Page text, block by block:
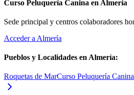
Curso Peluquería Canina en Almería
Sede principal y centros colaboradores
Acceder a Almería
Pueblos y Localidades en Almería:
Roquetas de MarCurso Peluquería